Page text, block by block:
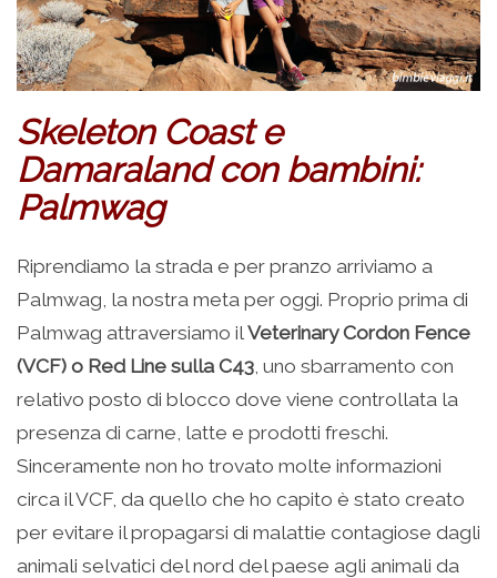
Skeleton Coast e
Damaraland con bambini:
Palmwag
Riprendiamo la strada e per pranzo arriviamo a
Palmwag, la nostra meta per oggi. Proprio prima di
Palmwag attraversiamo il Veterinary Cordon Fence
(VCF) o Red Line sulla C43 , uno sbarramento con
relativo posto di blocco dove viene controllata la
presenza di carne, latte e prodotti freschi.
Sinceramente non ho trovato molte informazioni
circa il VCF, da quello che ho capito è stato creato
per evitare il propagarsi di malattie contagiose dagli
animali selvatici del nord del paese agli animali da